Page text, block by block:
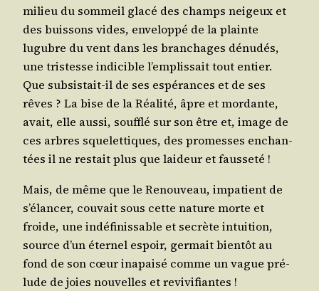
milieu du som­meil gla­cé des champs nei­geux et
des buis­sons vides, enve­lop­pé de la plainte
lugubre du vent dans les bran­chages dénu­dés,
une tris­tesse indi­cible l’emplissait tout entier.
Que sub­sis­tait-il de ses espé­rances et de ses
rêves ? La bise de la Réa­li­té, âpre et mor­dante,
avait, elle aus­si, souf­flé sur son être et, image de
ces arbres sque­let­tiques, des pro­messes enchan­
tées il ne res­tait plus que lai­deur et fausseté !
Mais, de même que le Renou­veau, impa­tient de
s’é­lan­cer, cou­vait sous cette nature morte et
froide, une indé­fi­nis­sable et secrète intui­tion,
source d’un éter­nel espoir, ger­mait bien­tôt au
fond de son cœur inapai­sé comme un vague pré­
lude de joies nou­velles et revivifiantes !